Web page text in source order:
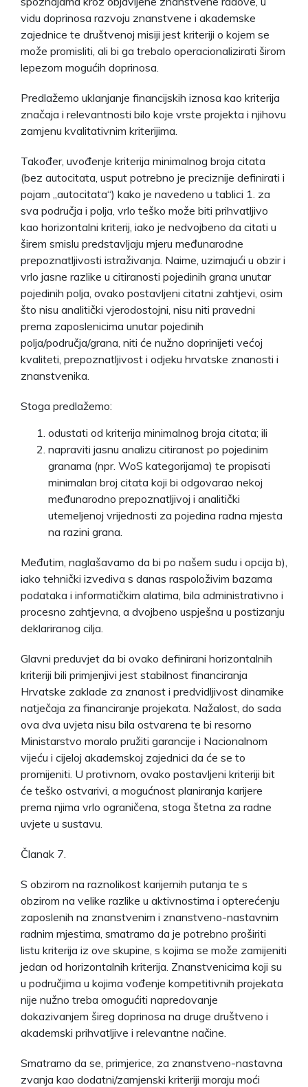
vidu doprinosa razvoju znanstvene i akademske
zajednice te društvenoj misiji jest kriteriji o kojem se
može promisliti, ali bi ga trebalo operacionalizirati širom
lepezom mogućih doprinosa.
Predlažemo uklanjanje financijskih iznosa kao kriterija
značaja i relevantnosti bilo koje vrste projekta i njihovu
zamjenu kvalitativnim kriterijima.
Također, uvođenje kriterija minimalnog broja citata
(bez autocitata, usput potrebno je preciznije definirati i
pojam „autocitata“) kako je navedeno u tablici 1. za
sva područja i polja, vrlo teško može biti prihvatljivo
kao horizontalni kriterij, iako je nedvojbeno da citati u
širem smislu predstavljaju mjeru međunarodne
prepoznatljivosti istraživanja. Naime, uzimajući u obzir i
vrlo jasne razlike u citiranosti pojedinih grana unutar
pojedinih polja, ovako postavljeni citatni zahtjevi, osim
što nisu analitički vjerodostojni, nisu niti pravedni
prema zaposlenicima unutar pojedinih
polja/područja/grana, niti će nužno doprinijeti većoj
kvaliteti, prepoznatljivost i odjeku hrvatske znanosti i
znanstvenika.
Stoga predlažemo:
odustati od kriterija minimalnog broja citata; ili
napraviti jasnu analizu citiranost po pojedinim
granama (npr. WoS kategorijama) te propisati
minimalan broj citata koji bi odgovarao nekoj
međunarodno prepoznatljivoj i analitički
utemeljenoj vrijednosti za pojedina radna mjesta
na razini grana.
Međutim, naglašavamo da bi po našem sudu i opcija b),
iako tehnički izvediva s danas raspoloživim bazama
podataka i informatičkim alatima, bila administrativno i
procesno zahtjevna, a dvojbeno uspješna u postizanju
deklariranog cilja.
Glavni preduvjet da bi ovako definirani horizontalnih
kriteriji bili primjenjivi jest stabilnost financiranja
Hrvatske zaklade za znanost i predvidljivost dinamike
natječaja za financiranje projekata. Nažalost, do sada
ova dva uvjeta nisu bila ostvarena te bi resorno
Ministarstvo moralo pružiti garancije i Nacionalnom
vijeću i cijeloj akademskoj zajednici da će se to
promijeniti. U protivnom, ovako postavljeni kriteriji bit
će teško ostvarivi, a mogućnost planiranja karijere
prema njima vrlo ograničena, stoga štetna za radne
uvjete u sustavu.
Članak 7.
S obzirom na raznolikost karijernih putanja te s
obzirom na velike razlike u aktivnostima i opterećenju
zaposlenih na znanstvenim i znanstveno-nastavnim
radnim mjestima, smatramo da je potrebno proširiti
listu kriterija iz ove skupine, s kojima se može zamijeniti
jedan od horizontalnih kriterija. Znanstvenicima koji su
u područjima u kojima vođenje kompetitivnih projekata
nije nužno treba omogućiti napredovanje
dokazivanjem šireg doprinosa na druge društveno i
akademski prihvatljive i relevantne načine.
Smatramo da se, primjerice, za znanstveno-nastavna
zvanja kao dodatni/zamjenski kriteriji moraju moći